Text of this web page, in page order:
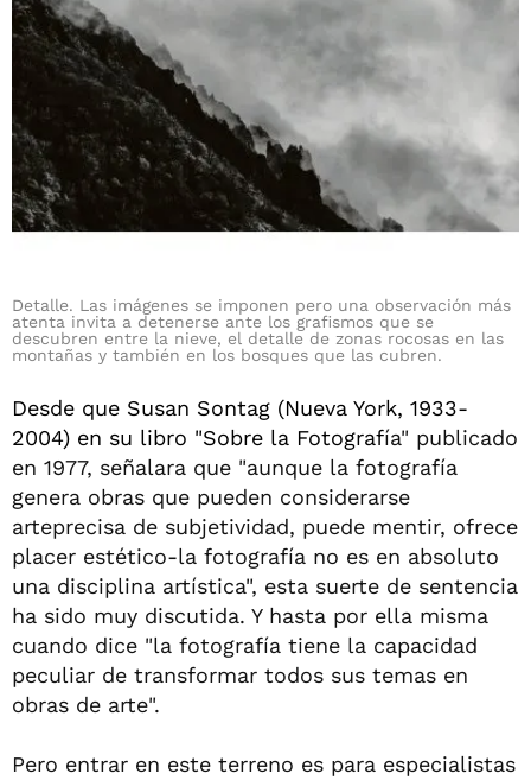
Detalle. Las imágenes se imponen pero una observación más
atenta invita a detenerse ante los grafismos que se
descubren entre la nieve, el detalle de zonas rocosas en las
montañas y también en los bosques que las cubren.
Desde que Susan Sontag (Nueva York, 1933-
2004) en su libro "Sobre la Fotografía" publicado
en 1977, señalara que "aunque la fotografía
genera obras que pueden considerarse
arteprecisa de subjetividad, puede mentir, ofrece
placer estético-la fotografía no es en absoluto
una disciplina artística", esta suerte de sentencia
ha sido muy discutida. Y hasta por ella misma
cuando dice "la fotografía tiene la capacidad
peculiar de transformar todos sus temas en
obras de arte".
Pero entrar en este terreno es para especialistas